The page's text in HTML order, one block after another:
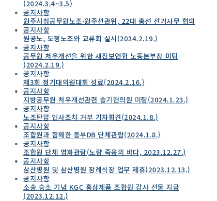
(2024.3.4~3.5)
공지사항
원주시청공무원노조·원주선관위, 22대 총선 선거사무 협의
공지사항
원공노, 도청노조와 교류회 실시(2024.2.19.)
공지사항
공무원 처우개선을 위한 새진보연합 노동본부장 미팅
(2024.2.19.)
공지사항
제3회 정기대의원대회 성료(2024.2.16.)
공지사항
지방공무원 처우개선관련 송기헌의원 미팅(2024.1.23.)
공지사항
노조탄압 인사조치 거부 기자회견(2024.1.8.)
공지사항
조합원과 함께한 동부DB 단체관람(2024.1.8.)
공지사항
조합원 단체 영화관람(노량 죽음의 바다, 2023.12.27.)
공지사항
삼산병원 및 삼산병원 장례식장 업무 제휴(2023.12.13.)
공지사항
소송 승소 기념 KGC 홍삼제품 조합원 감사 선물 지급
(2023.12.12.)